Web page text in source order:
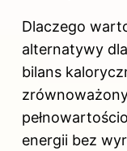
Dlaczego
alternatywy
bilans
energii bez